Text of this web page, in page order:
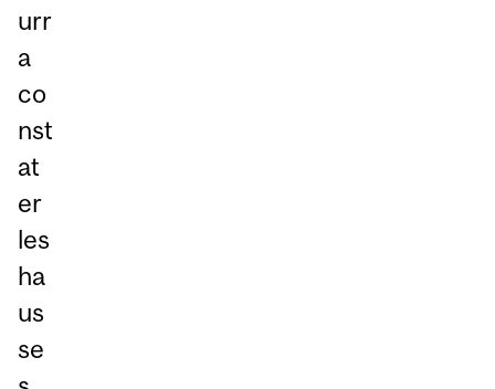
urr
a
co
nst
at
er
les
ha
us
se